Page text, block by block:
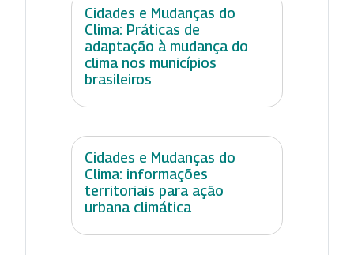
Cidades e Mudanças do
Clima: Práticas de
adaptação à mudança do
clima nos municípios
brasileiros
Cidades e Mudanças do
Clima: informações
territoriais para ação
urbana climática